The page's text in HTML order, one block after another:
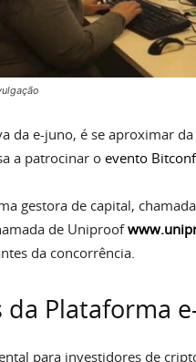
da e-juno, é se aproximar
a patrocinar o evento
gestora de capital,
de Uniproof
da concorrência.
da Plataforma
para investidores de